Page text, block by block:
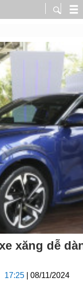
xăng dễ
17:25 | 08/11/2024